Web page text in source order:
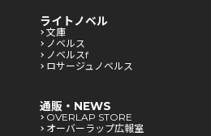
ライトノベル
文庫
ノベルス
ノベルスf
ロサージュノベルス
通販・NEWS
OVERLAP STORE
オーバーラップ広報室